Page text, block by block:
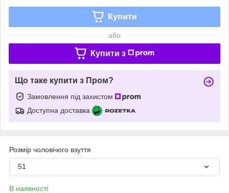
Купити
або
Купити з
Що таке купити з Пром?
Замовлення під захистом
Доступна доставка
Розмір чоловічого взуття
51
В наявності